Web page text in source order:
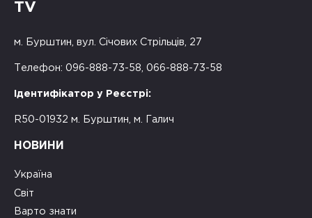
TV
м. Бурштин, вул. Січових Стрільців, 27
Телефон: 096-888-73-58, 066-888-73-58
Ідентифікатор у Реєстрі:
R50-01932 м. Бурштин, м. Галич
НОВИНИ
Україна
Світ
Варто знати